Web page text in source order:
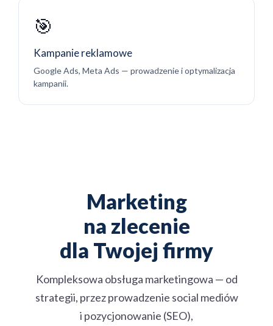
🎯
Kampanie reklamowe
Google Ads, Meta Ads — prowadzenie i optymalizacja
kampanii.
Marketing
na zlecenie
dla Twojej firmy
Kompleksowa obsługa marketingowa — od
strategii, przez prowadzenie social mediów
i pozycjonowanie (SEO),